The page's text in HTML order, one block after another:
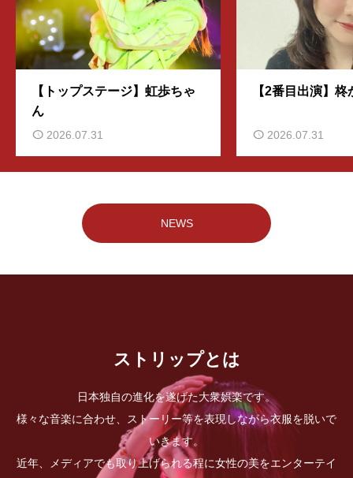
【トップステージ】虹歩ちゃ
ん
2026.07.31
【2番目出演】
2026.07.31
NEWS
ストリップとは
日本独自の進化を遂げた大衆娯楽です。
様々な音楽に合わせ、ストーリー等を表現しながら衣服を脱いで
いきます。
近年、メディアでも取り上げられる程に女性の美をエンターテイ